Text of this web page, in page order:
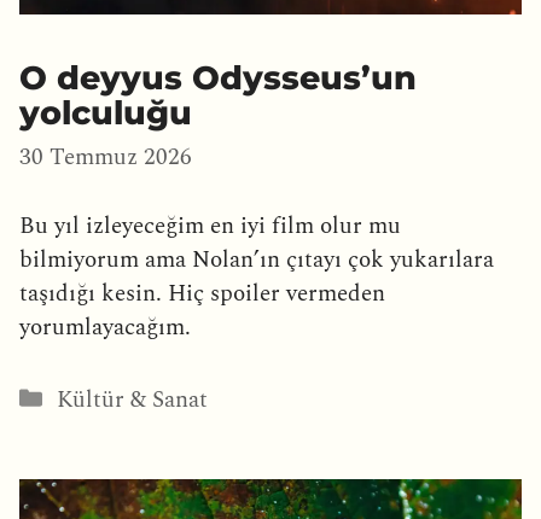
O deyyus Odysseus’un
yolculuğu
30 Temmuz 2026
Bu yıl izleyeceğim en iyi film olur mu
bilmiyorum ama Nolan’ın çıtayı çok yukarılara
taşıdığı kesin. Hiç spoiler vermeden
yorumlayacağım.
Kategoriler
Kültür & Sanat